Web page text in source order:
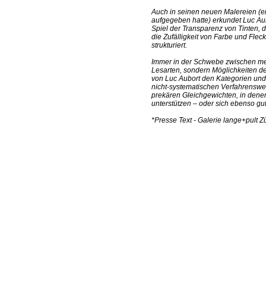
Auch in seinen neuen Malereien
aufgegeben hatte) erkundet Luc
Spiel der Transparenz von Tinten,
die Zufälligkeit von Farbe und
strukturiert.
Immer in der Schwebe zwischen
Lesarten, sondern Möglichkeiten
von Luc Aubort den Kategorien
nicht-systematischen
prekären Gleichgewichten, in
unterstützen – oder sich ebenso
*Presse Text - Galerie lange+pult